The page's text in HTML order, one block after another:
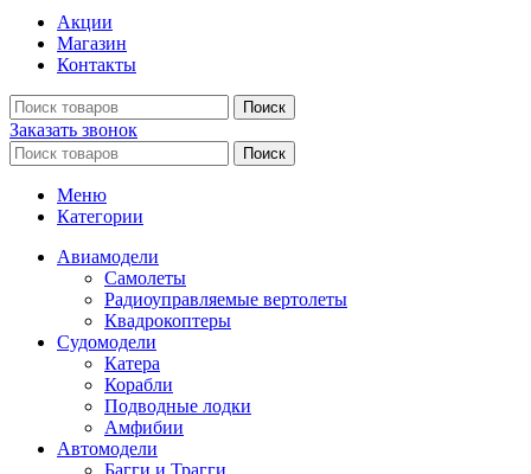
Акции
Магазин
Контакты
Поиск
Заказать звонок
Поиск
Меню
Категории
Авиамодели
Самолеты
Радиоуправляемые вертолеты
Квадрокоптеры
Судомодели
Катера
Корабли
Подводные лодки
Амфибии
Автомодели
Багги и Трагги